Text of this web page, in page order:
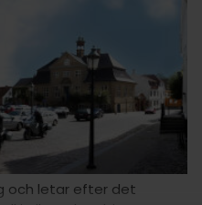
och letar efter det